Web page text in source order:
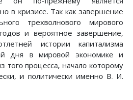
в кризисе. Так как завершение
трехволнового мирового
и вероятное завершение,
истории капитализма
дня в мировой экономике и
того процесса, начало которому
и политически именно В. И.